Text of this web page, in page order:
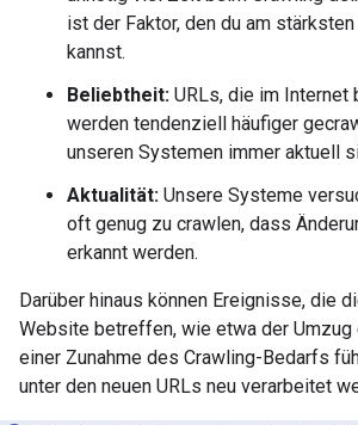
ist der Faktor, den du am
kannst.
Beliebtheit: URLs, die im Internet
werden tendenziell häufiger
unseren Systemen immer aktuell
Aktualität: Unsere Systeme
oft genug zu crawlen, dass
erkannt werden.
Darüber hinaus können Ereignisse, die
Website betreffen, wie etwa der Umzug
einer Zunahme des Crawling-Bedarfs
unter den neuen URLs neu verarbeitet